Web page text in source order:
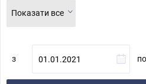
Показати все
з по